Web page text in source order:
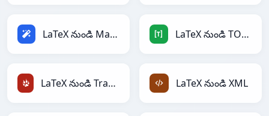
LaTeX నుండి Magic LaTeX నుండి TOML
LaTeX నుండి TracWiki LaTeX నుండి XML